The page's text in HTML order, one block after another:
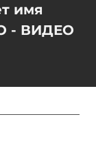
имя
- ВИДЕО